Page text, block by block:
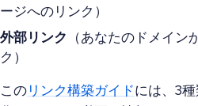
ージへのリンク）
外部リンク
（あなたのドメイン
ク）
この リンク構築ガイド には、3